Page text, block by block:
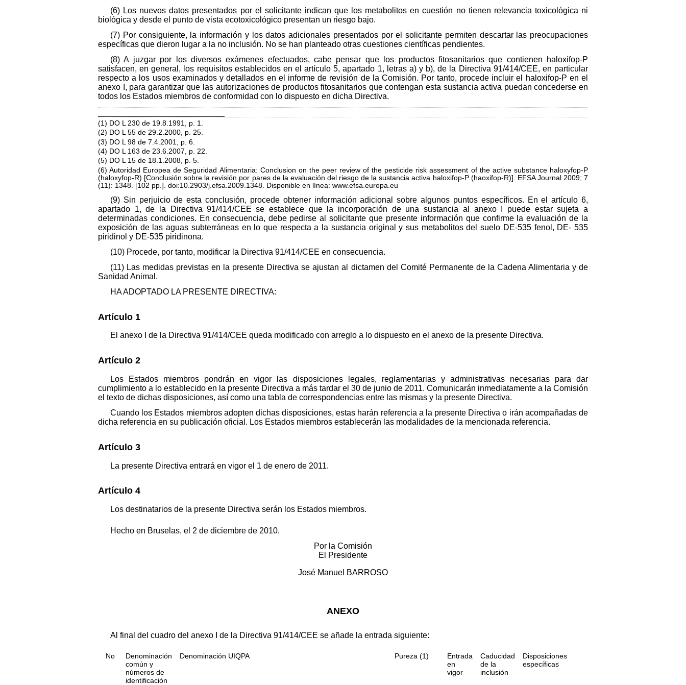
(6) Los nuevos datos presentados por el solicitante indican que los metabolitos en cuestión no tienen relevancia toxicológica ni
biológica y desde el punto de vista ecotoxicológico presentan un riesgo bajo.
(7) Por consiguiente, la información y los datos adicionales presentados por el solicitante permiten descartar las preocupaciones
específicas que dieron lugar a la no inclusión. No se han planteado otras cuestiones científicas pendientes.
(8) A juzgar por los diversos exámenes efectuados, cabe pensar que los productos fitosanitarios que contienen haloxifop-P
satisfacen, en general, los requisitos establecidos en el artículo 5, apartado 1, letras a) y b), de la Directiva 91/414/CEE, en particular
respecto a los usos examinados y detallados en el informe de revisión de la Comisión. Por tanto, procede incluir el haloxifop-P en el
anexo I, para garantizar que las autorizaciones de productos fitosanitarios que contengan esta sustancia activa puedan concederse en
todos los Estados miembros de conformidad con lo dispuesto en dicha Directiva.
(1) DO L 230 de 19.8.1991, p. 1.
(2) DO L 55 de 29.2.2000, p. 25.
(3) DO L 98 de 7.4.2001, p. 6.
(4) DO L 163 de 23.6.2007, p. 22.
(5) DO L 15 de 18.1.2008, p. 5.
(6) Autoridad Europea de Seguridad Alimentaria: Conclusion on the peer review of the pesticide risk assessment of the active substance haloxyfop-P
(haloxyfop-R) [Conclusión sobre la revisión por pares de la evaluación del riesgo de la sustancia activa haloxifop-P (haoxifop-R)]. EFSA Journal 2009; 7
(11): 1348. [102 pp.]. doi:10.2903/j.efsa.2009.1348. Disponible en línea: www.efsa.europa.eu
(9) Sin perjuicio de esta conclusión, procede obtener información adicional sobre algunos puntos específicos. En el artículo 6,
apartado 1, de la Directiva 91/414/CEE se establece que la incorporación de una sustancia al anexo I puede estar sujeta a
determinadas condiciones. En consecuencia, debe pedirse al solicitante que presente información que confirme la evaluación de la
exposición de las aguas subterráneas en lo que respecta a la sustancia original y sus metabolitos del suelo DE-535 fenol, DE- 535
piridinol y DE-535 piridinona.
(10) Procede, por tanto, modificar la Directiva 91/414/CEE en consecuencia.
(11) Las medidas previstas en la presente Directiva se ajustan al dictamen del Comité Permanente de la Cadena Alimentaria y de
Sanidad Animal.
HA ADOPTADO LA PRESENTE DIRECTIVA:
Artículo 1
El anexo I de la Directiva 91/414/CEE queda modificado con arreglo a lo dispuesto en el anexo de la presente Directiva.
Artículo 2
Los Estados miembros pondrán en vigor las disposiciones legales, reglamentarias y administrativas necesarias para dar
cumplimiento a lo establecido en la presente Directiva a más tardar el 30 de junio de 2011. Comunicarán inmediatamente a la Comisión
el texto de dichas disposiciones, así como una tabla de correspondencias entre las mismas y la presente Directiva.
Cuando los Estados miembros adopten dichas disposiciones, estas harán referencia a la presente Directiva o irán acompañadas de
dicha referencia en su publicación oficial. Los Estados miembros establecerán las modalidades de la mencionada referencia.
Artículo 3
La presente Directiva entrará en vigor el 1 de enero de 2011.
Artículo 4
Los destinatarios de la presente Directiva serán los Estados miembros.
Hecho en Bruselas, el 2 de diciembre de 2010.
Por la Comisión
El Presidente
José Manuel BARROSO
ANEXO
Al final del cuadro del anexo I de la Directiva 91/414/CEE se añade la entrada siguiente:
No
Denominación
común y
números de
identificación
Denominación UIQPA Pureza (1)
Entrada
en
vigor
Caducidad
de la
inclusión
Disposiciones
específicas